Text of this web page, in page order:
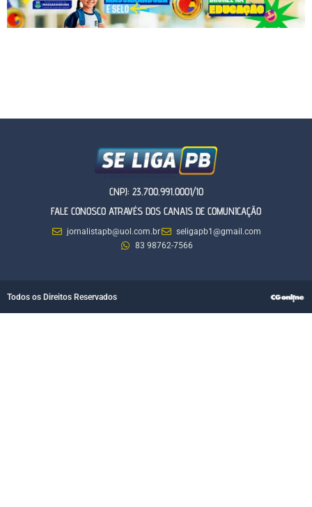
CNPJ: 23.700.991.0001/10
FALE CONOSCO ATRAVÉS DOS CANAIS DE COMUNICAÇÃO
jornalistapb@uol.com.br
seligapb1@gmail.com
83 98762-7566
Todos os Direitos Reservados